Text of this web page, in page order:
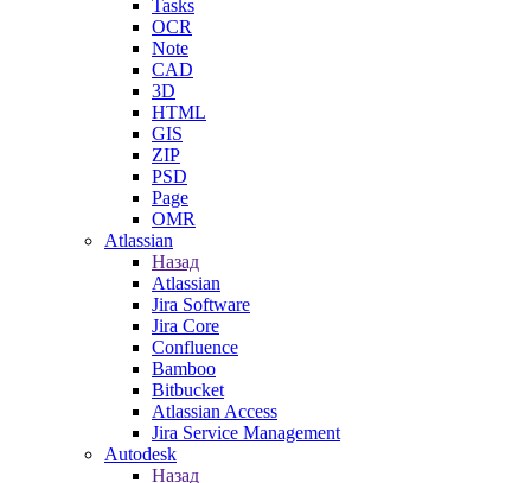
Tasks
OCR
Note
CAD
3D
HTML
GIS
ZIP
PSD
Page
OMR
Atlassian
Назад
Atlassian
Jira Software
Jira Core
Confluence
Bamboo
Bitbucket
Atlassian Access
Jira Service Management
Autodesk
Назад